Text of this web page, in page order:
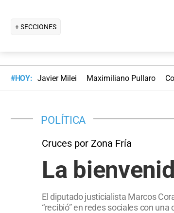
+ SECCIONES
#HOY: Javier Milei Maximiliano Pullaro
POLÍTICA
Cruces por Zona Fría
La
El diputado justicialista Marcos
“recibió” en redes sociales con